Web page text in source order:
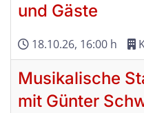
und Gäste
18.10.26, 16:00 h
Musikalische
mit Günter